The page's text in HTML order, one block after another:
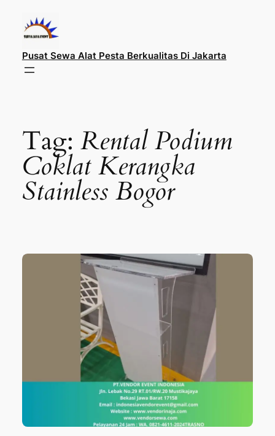
konten
Pusat Sewa Alat Pesta Berkualitas Di Jakarta
Tag: Rental Podium
Coklat Kerangka
Stainless Bogor